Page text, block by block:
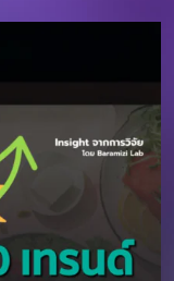
สะสม และชุมชนศิ
ทั่วโลกมีมูลค่า
ในปี 2566 และ
CAGR ที่ 15%
1,000 พันล้านเ
2573 โดยตลา
อยู่ในทวีปเอเชีย